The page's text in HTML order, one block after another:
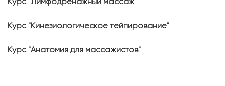
Курс "Кинезиологическое тейпирование"
Курс "Анатомия для массажистов"